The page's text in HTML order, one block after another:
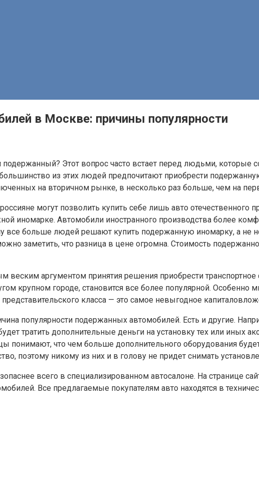
в Москве: причины популярности
Этот вопрос часто встает перед людьми, которые
из этих людей предпочитают приобрести
на вторичном рынке, в несколько раз больше, чем на
могут позволить купить себе лишь авто
иномарке. Автомобили иностранного производства более
все больше людей решают купить подержанную иномарку, а не
заметить, что разница в цене огромна. Стоимость
веским аргументом принятия решения приобрести
крупном городе, становится все более популярной. Особенно
класса — это самое невыгодное
популярности подержанных автомобилей. Есть и другие.
тратить дополнительные деньги на установку тех или иных
понимают, что чем больше дополнительного оборудования
поэтому никому из них и в голову не придет снимать
всего в специализированном автосалоне. На странице
Все предлагаемые покупателям авто находятся в